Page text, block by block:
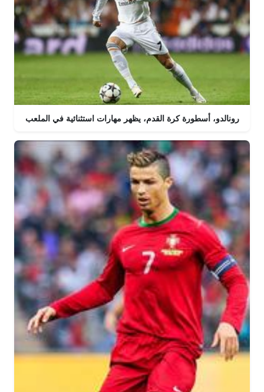
رونالدو، أسطورة كرة القدم، يظهر مهارات استثنائية في الملعب